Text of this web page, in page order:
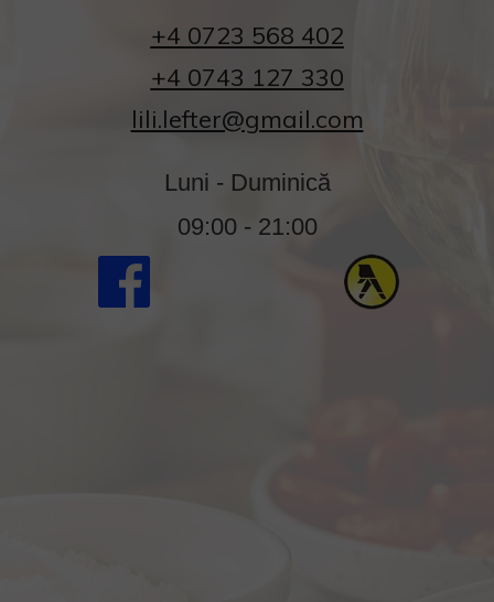
+4 0723 568 402
lili.lefter@gmail.com
Luni - Duminică
09:00 - 21:00
+4 0743 127 330